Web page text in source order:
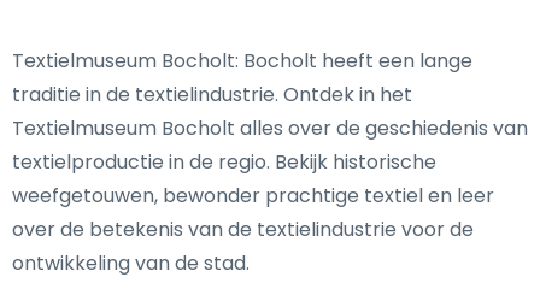
Textielmuseum Bocholt: Bocholt heeft een lange
traditie in de textielindustrie. Ontdek in het
Textielmuseum Bocholt alles over de geschiedenis van
textielproductie in de regio. Bekijk historische
weefgetouwen, bewonder prachtige textiel en leer
over de betekenis van de textielindustrie voor de
ontwikkeling van de stad.